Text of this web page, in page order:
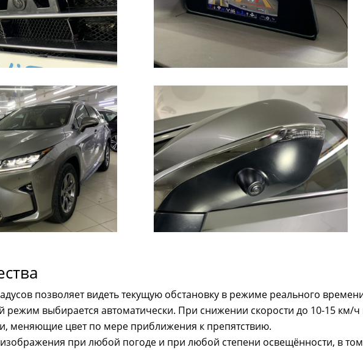
позволяет видеть текущую обстановку в режиме реального
режим выбирается автоматически. При снижении скорости до 10-15 км/ч
меняющие цвет по мере приближения к препятствию.
изображения при любой погоде и при любой степени освещённости, в